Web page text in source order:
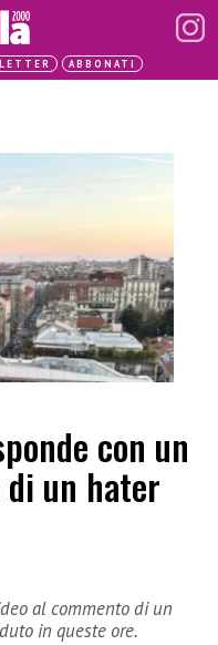
ABBONATI
con un
di un hater
al commento di un
in queste ore.